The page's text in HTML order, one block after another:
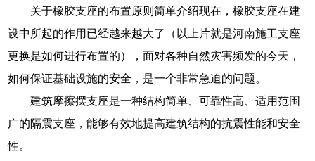
关于橡胶支座的布置原则简单介绍现在，橡胶支座在建
设中所起的作用已经越来越大了（以上片就是河南施工支座
更换是如何进行布置的），面对各种自然灾害频发的今天，
如何保证基础设施的安全，是一个非常急迫的问题。
建筑摩擦摆支座是一种结构简单、可靠性高、适用范围
广的隔震支座，能够有效地提高建筑结构的抗震性能和安全
性。